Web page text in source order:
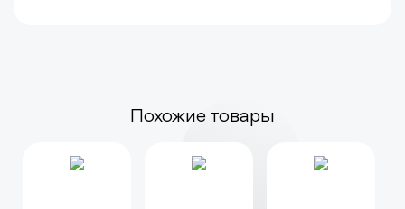
Похожие товары